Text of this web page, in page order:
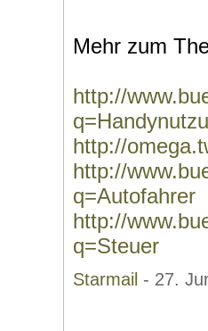
Mehr zum
http://
http://
http://
q=Autofahrer
http://
q=Steuer
Starmail - 27.